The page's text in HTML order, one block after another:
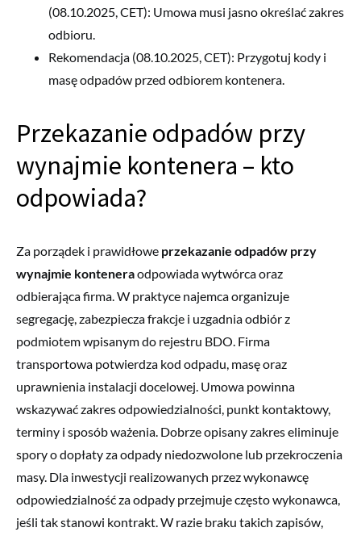
(08.10.2025, CET): Umowa musi jasno określać zakres
odbioru.
Rekomendacja (08.10.2025, CET): Przygotuj kody i
masę odpadów przed odbiorem kontenera.
Przekazanie odpadów przy
wynajmie kontenera – kto
odpowiada?
Za porządek i prawidłowe przekazanie odpadów przy
wynajmie konteneraodpowiada wytwórca oraz
odbierająca firma. W praktyce najemca organizuje
segregację, zabezpiecza frakcje i uzgadnia odbiór z
podmiotem wpisanym do rejestru BDO. Firma
transportowa potwierdza kod odpadu, masę oraz
uprawnienia instalacji docelowej. Umowa powinna
wskazywać zakres odpowiedzialności, punkt kontaktowy,
terminy i sposób ważenia. Dobrze opisany zakres eliminuje
spory o dopłaty za odpady niedozwolone lub przekroczenia
masy. Dla inwestycji realizowanych przez wykonawcę
odpowiedzialność za odpady przejmuje często wykonawca,
jeśli tak stanowi kontrakt. W razie braku takich zapisów,